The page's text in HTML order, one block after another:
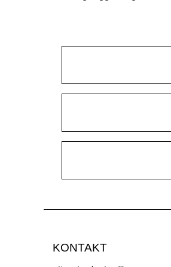
KONTAKT